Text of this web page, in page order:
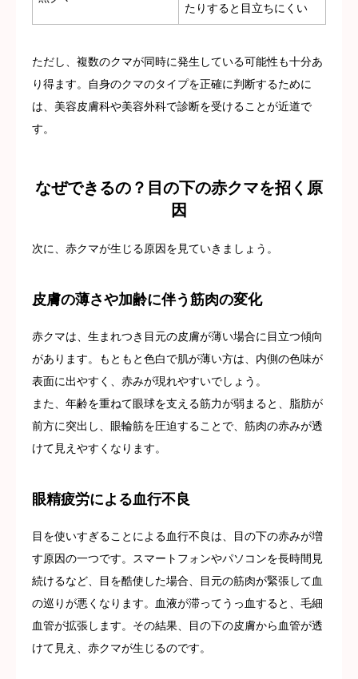
たりすると目立ちにくい
ただし、複数のクマが同時に発生している可能性も十分あ
り得ます。自身のクマのタイプを正確に判断するために
は、美容皮膚科や美容外科で診断を受けることが近道で
す。
なぜできるの？目の下の赤クマを招く原
因
次に、赤クマが生じる原因を見ていきましょう。
皮膚の薄さや加齢に伴う筋肉の変化
赤クマは、生まれつき目元の皮膚が薄い場合に目立つ傾向
があります。もともと色白で肌が薄い方は、内側の色味が
表面に出やすく、赤みが現れやすいでしょう。
また、年齢を重ねて眼球を支える筋力が弱まると、脂肪が
前方に突出し、眼輪筋を圧迫することで、筋肉の赤みが透
けて見えやすくなります。
眼精疲労による血行不良
目を使いすぎることによる血行不良は、目の下の赤みが増
す原因の一つです。スマートフォンやパソコンを長時間見
続けるなど、目を酷使した場合、目元の筋肉が緊張して血
の巡りが悪くなります。血液が滞ってうっ血すると、毛細
血管が拡張します。その結果、目の下の皮膚から血管が透
けて見え、赤クマが生じるのです。